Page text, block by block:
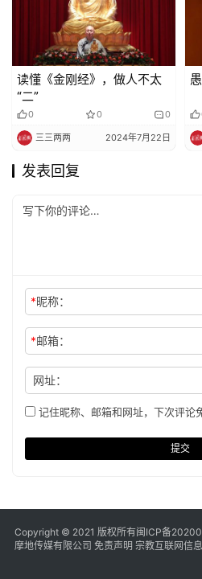
读懂《金刚经》，做人不太
“二”
0 0 0
三三两两 2024年7月22日
发表回复
*昵称：
*邮箱：
网址：
记住昵称、邮箱和网址，下次评论
提交
Copyright © 2021 版权所有闽ICP备
摩地传媒有限公司 免责声明 宗教互联网信